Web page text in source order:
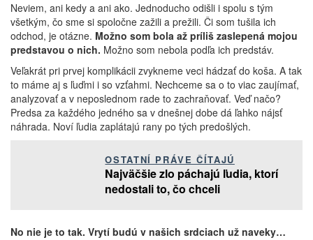
Neviem, ani kedy a ani ako. Jednoducho odišli i spolu s tým
všetkým, čo sme si spoločne zažili a prežili. Či som tušila ich
odchod, je otázne. Možno som bola až príliš zaslepená mojou
predstavou o nich. Možno som nebola podľa ich predstáv.
Veľakrát pri prvej komplikácii zvykneme veci hádzať do koša. A tak
to máme aj s ľuďmi i so vzťahmi. Nechceme sa o to viac zaujímať,
analyzovať a v neposlednom rade to zachraňovať. Veď načo?
Predsa za každého jedného sa v dnešnej dobe dá ľahko nájsť
náhrada. Noví ľudia zaplátajú rany po tých predošlých.
OSTATNÍ PRÁVE ČÍTAJÚ
Najväčšie zlo páchajú ľudia, ktorí
nedostali to, čo chceli
No nie je to tak. Vrytí budú v našich srdciach už naveky…